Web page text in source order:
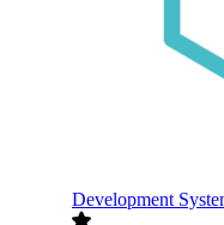
Development